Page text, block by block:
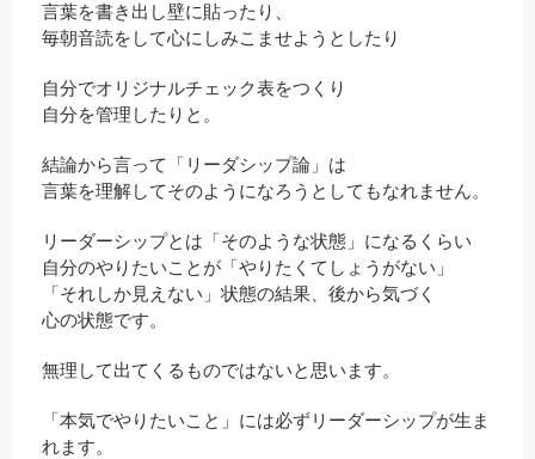
言葉を書き出し壁に貼ったり、
毎朝音読をして心にしみこませようとしたり
自分でオリジナルチェック表をつくり
自分を管理したりと。
結論から言って「リーダシップ論」は
言葉を理解してそのようになろうとしてもなれません。
リーダーシップとは「そのような状態」になるくらい
自分のやりたいことが「やりたくてしょうがない」
「それしか見えない」状態の結果、後から気づく
心の状態です。
無理して出てくるものではないと思います。
「本気でやりたいこと」には必ずリーダーシップが生ま
れます。